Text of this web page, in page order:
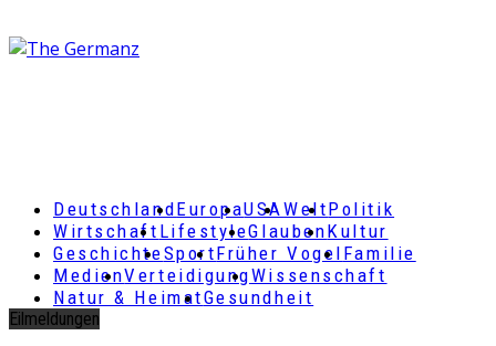
DeutschlandEuropaUSAWeltPolitik
Wirtschaft LifestyleGlaubenKultur
GeschichteSportFrüher Vogel Familie
MedienVerteidigungWissenschaft
Natur & HeimatGesundheit
Eilmeldungen